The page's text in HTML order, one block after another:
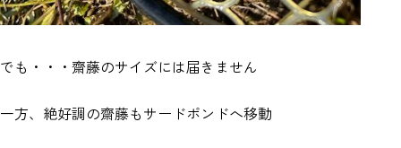
でも・・・齋藤のサイズには届きません
一方、絶好調の齋藤もサードポンドへ移動